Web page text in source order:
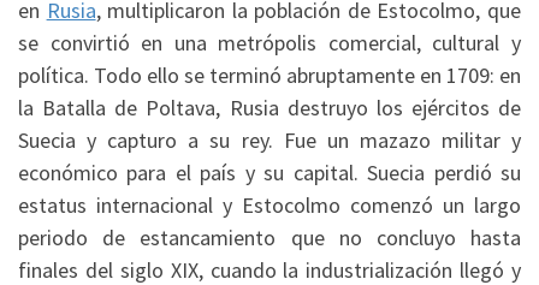
en Rusia, multiplicaron la población de Estocolmo, que
se convirtió en una metrópolis comercial, cultural y
política. Todo ello se terminó abruptamente en 1709: en
la Batalla de Poltava, Rusia destruyo los ejércitos de
Suecia y capturo a su rey. Fue un mazazo militar y
económico para el país y su capital. Suecia perdió su
estatus internacional y Estocolmo comenzó un largo
periodo de estancamiento que no concluyo hasta
finales del siglo XIX, cuando la industrialización llegó y